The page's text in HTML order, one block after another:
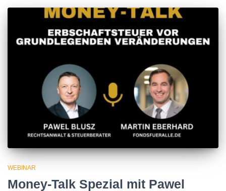
WEBINAR
Money-Talk Spezial mit Pawel